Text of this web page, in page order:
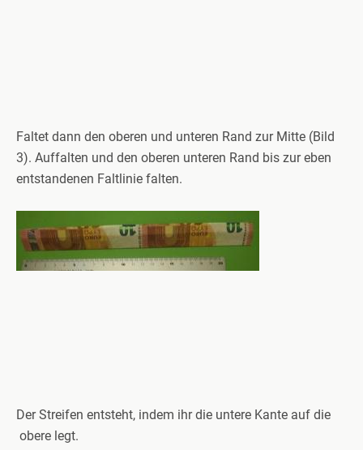
Faltet dann den oberen und unteren Rand zur Mitte (Bild
3). Auffalten und den oberen unteren Rand bis zur eben
entstandenen Faltlinie falten.
Der Streifen entsteht, indem ihr die untere Kante auf die
obere legt.